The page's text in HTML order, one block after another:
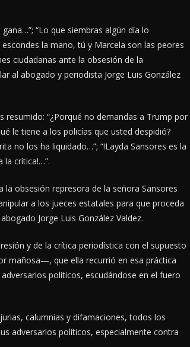
“Lo que siembras algún día lo
la mano, tú y Marcela son las peores
ciudadanas ante la obsesión de la
al abogado y periodista Jorge Luis González
resumido: “¿Porqué no demandas a Trump por
le tiene a los policías que usted despidió?
no los ha liquidado…”; “!Layda Sansores es la
la crítica!…”.
obsesión represora de la señora Sansores
a los jueces estatales para que proceda
Jorge Luis González Valdez.
y de la crítica periodística con el supuesto
mañosa—, que ella recurrió en esa práctica
políticos, escudándose en el fuero
calumnias y difamaciones, todos los
adversarios políticos, especialmente contra